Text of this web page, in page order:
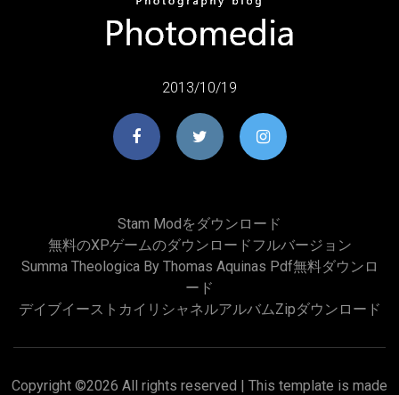
2013/10/19
Stam Modをダウンロード
無料のXPゲームのダウンロードフルバージョン
Summa Theologica By Thomas Aquinas Pdf無料ダウンロ
ード
デイブイーストカイリシャネルアルバムzipダウンロード
Copyright ©2026 All rights reserved | This template is made